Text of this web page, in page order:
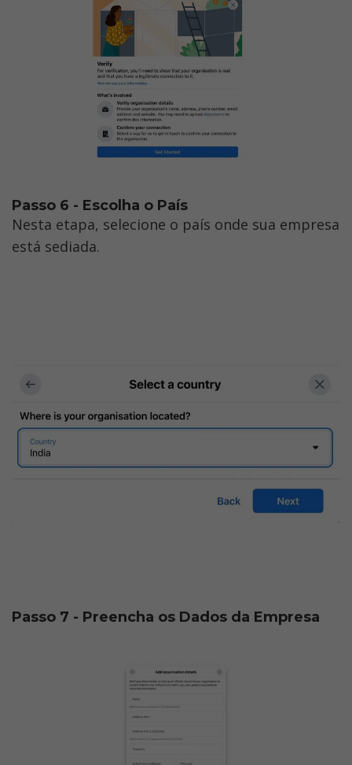
Passo 6 - Escolha o País
Nesta etapa, selecione o país onde sua empresa
está sediada.
Passo 7 - Preencha os Dados da Empresa